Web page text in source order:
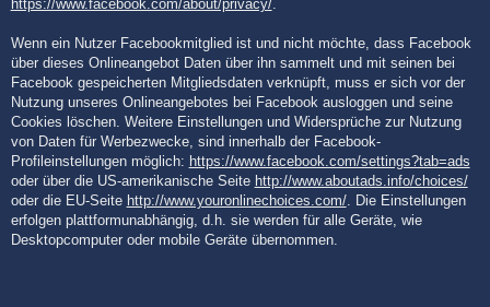
https://www.facebook.com/about/privacy/.
Wenn ein Nutzer Facebookmitglied ist und nicht möchte, dass Facebook
über dieses Onlineangebot Daten über ihn sammelt und mit seinen bei
Facebook gespeicherten Mitgliedsdaten verknüpft, muss er sich vor der
Nutzung unseres Onlineangebotes bei Facebook ausloggen und seine
Cookies löschen. Weitere Einstellungen und Widersprüche zur Nutzung
von Daten für Werbezwecke, sind innerhalb der Facebook-
Profileinstellungen möglich: https://www.facebook.com/settings?tab=ads
oder über die US-amerikanische Seite http://www.aboutads.info/choices/
oder die EU-Seite http://www.youronlinechoices.com/. Die Einstellungen
erfolgen plattformunabhängig, d.h. sie werden für alle Geräte, wie
Desktopcomputer oder mobile Geräte übernommen.